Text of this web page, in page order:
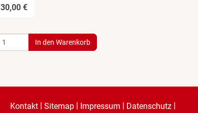
30,00 €
Kontakt Sitemap Impressum Datenschutz